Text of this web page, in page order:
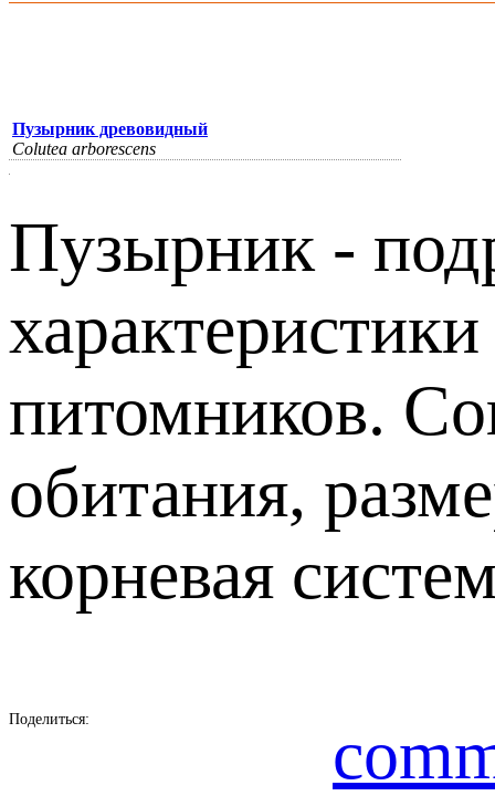
Пузырник древовидный
Colutea arborescens
Пузырник -
питомников.
обитания,
корневая
Поделиться: